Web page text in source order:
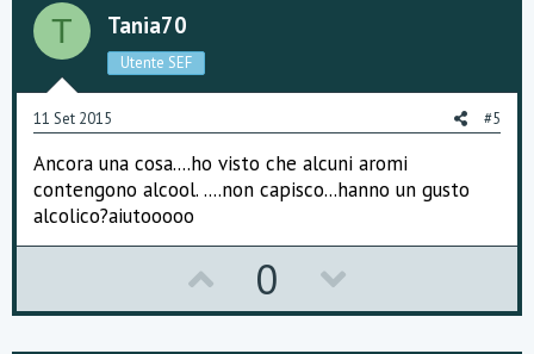
t
e
T Tania70
Utente SEF
11 Set 2015 #5
Ancora una cosa....ho visto che alcuni aromi
contengono alcool. ....non capisco...hanno un gusto
alcolico?aiutooooo
p
0
o